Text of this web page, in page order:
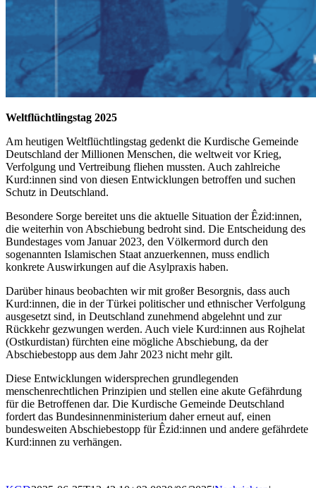
Weltflüchtlingstag 2025
Am heutigen Weltflüchtlingstag gedenkt die Kurdische Gemeinde
Deutschland der Millionen Menschen, die weltweit vor Krieg,
Verfolgung und Vertreibung fliehen mussten. Auch zahlreiche
Kurd:innen sind von diesen Entwicklungen betroffen und suchen
Schutz in Deutschland.
Besondere Sorge bereitet uns die aktuelle Situation der Êzid:innen,
die weiterhin von Abschiebung bedroht sind. Die Entscheidung des
Bundestages vom Januar 2023, den Völkermord durch den
sogenannten Islamischen Staat anzuerkennen, muss endlich
konkrete Auswirkungen auf die Asylpraxis haben.
Darüber hinaus beobachten wir mit großer Besorgnis, dass auch
Kurd:innen, die in der Türkei politischer und ethnischer Verfolgung
ausgesetzt sind, in Deutschland zunehmend abgelehnt und zur
Rückkehr gezwungen werden. Auch viele Kurd:innen aus Rojhelat
(Ostkurdistan) fürchten eine mögliche Abschiebung, da der
Abschiebestopp aus dem Jahr 2023 nicht mehr gilt.
Diese Entwicklungen widersprechen grundlegenden
menschenrechtlichen Prinzipien und stellen eine akute Gefährdung
für die Betroffenen dar. Die Kurdische Gemeinde Deutschland
fordert das Bundesinnenministerium daher erneut auf, einen
bundesweiten Abschiebestopp für Êzid:innen und andere gefährdete
Kurd:innen zu verhängen.